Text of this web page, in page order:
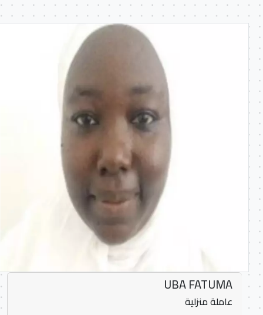
UBA FATUMA
عاملة منزلية